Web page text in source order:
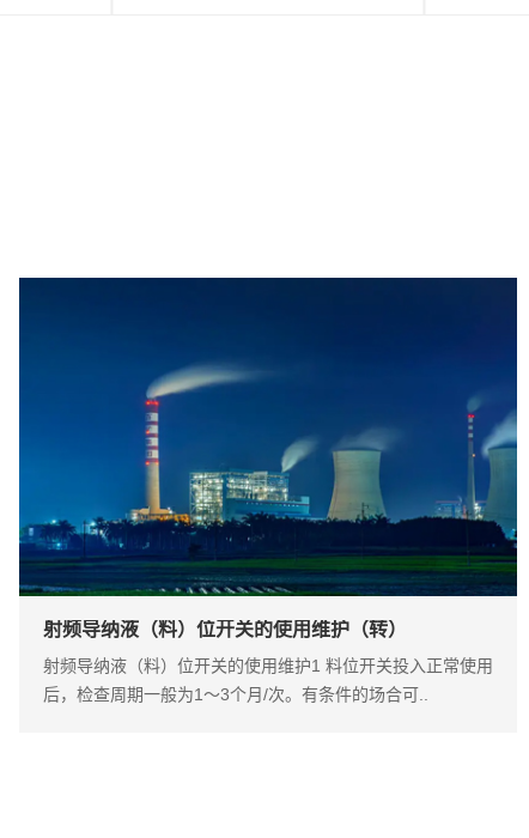
射频导纳液（料）位开关的使用维护（转）
射频导纳液（料）位开关的使用维护1 料位开关投入正常使用
后，检查周期一般为1～3个月/次。有条件的场合可..